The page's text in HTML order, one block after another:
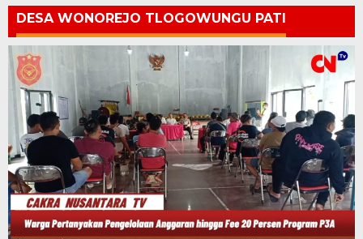
DESA WONOREJO TLOGOWUNGU PATI